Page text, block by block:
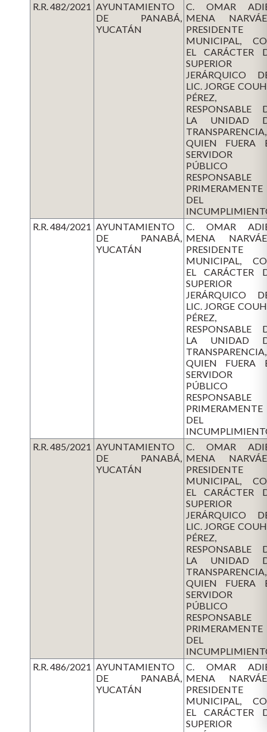
R.R. 482/2021 AYUNTAMIENTO
DE PANABÁ,
YUCATÁN
C. OMAR
MENA
PRESIDENTE
MUNICIPAL,
EL CARÁCTER
SUPERIOR
JERÁRQUICO
LIC. JORGE
PÉREZ,
RESPONSABLE
LA UNIDAD
TRANSPARENCIA,
QUIEN FUERA
SERVIDOR
PÚBLICO
RESPONSABLE
PRIMERAMENTE
DEL
R.R. 484/2021 AYUNTAMIENTO
DE PANABÁ,
YUCATÁN
C. OMAR
MENA
PRESIDENTE
MUNICIPAL,
EL CARÁCTER
SUPERIOR
JERÁRQUICO
LIC. JORGE
PÉREZ,
RESPONSABLE
LA UNIDAD
TRANSPARENCIA,
QUIEN FUERA
SERVIDOR
PÚBLICO
RESPONSABLE
PRIMERAMENTE
DEL
R.R. 485/2021 AYUNTAMIENTO
DE PANABÁ,
YUCATÁN
C. OMAR
MENA
PRESIDENTE
MUNICIPAL,
EL CARÁCTER
SUPERIOR
JERÁRQUICO
LIC. JORGE
PÉREZ,
RESPONSABLE
LA UNIDAD
TRANSPARENCIA,
QUIEN FUERA
SERVIDOR
PÚBLICO
RESPONSABLE
PRIMERAMENTE
DEL
R.R. 486/2021 AYUNTAMIENTO
DE PANABÁ,
YUCATÁN
C. OMAR
MENA
PRESIDENTE
MUNICIPAL,
EL CARÁCTER
SUPERIOR